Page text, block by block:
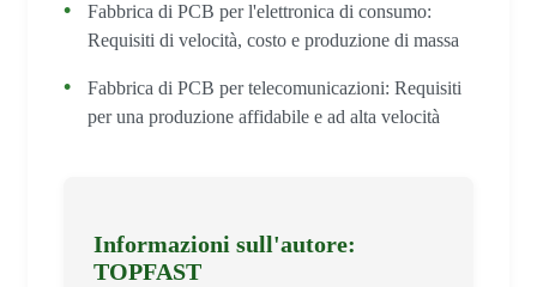
Fabbrica di PCB per l'elettronica di consumo:
Requisiti di velocità, costo e produzione di massa
Fabbrica di PCB per telecomunicazioni: Requisiti
per una produzione affidabile e ad alta velocità
Informazioni sull'autore:
TOPFAST